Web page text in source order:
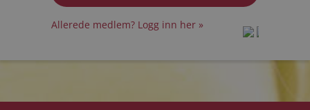
Allerede medlem? Logg inn her »